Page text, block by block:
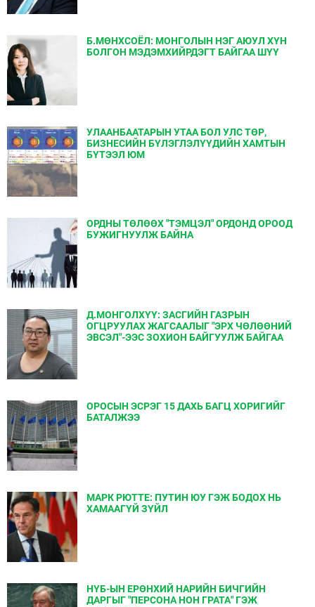
Б.МӨНХСОЁЛ: МОНГОЛЫН НЭГ АЮУЛ ХҮН
БОЛГОН МЭДЭМХИЙРДЭГТ БАЙГАА ШҮҮ
УЛААНБААТАРЫН УТАА БОЛ УЛС ТӨР,
БИЗНЕСИЙН БҮЛЭГЛЭЛҮҮДИЙН ХАМТЫН
БҮТЭЭЛ ЮМ
ОРДНЫ ТӨЛӨӨХ "ТЭМЦЭЛ" ОРДОНД ОРООД
БУЖИГНУУЛЖ БАЙНА
Д.МОНГОЛХҮҮ: ЗАСГИЙН ГАЗРЫН
ОГЦРУУЛАХ ЖАГСААЛЫГ "ЭРХ ЧӨЛӨӨНИЙ
ЭВСЭЛ"-ЭЭС ЗОХИОН БАЙГУУЛЖ БАЙГАА
ОРОСЫН ЭСРЭГ 15 ДАХЬ БАГЦ ХОРИГИЙГ
БАТАЛЖЭЭ
МАРК РЮТТЕ: ПУТИН ЮУ ГЭЖ БОДОХ НЬ
ХАМААГҮЙ ЗҮЙЛ
НҮБ-ЫН ЕРӨНХИЙ НАРИЙН БИЧГИЙН
ДАРГЫГ "ПЕРСОНА НОН ГРАТА" ГЭЖ